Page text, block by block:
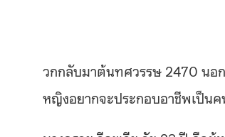
วกกลับมาต้นทศวรรษ 2470 นอก
หญิงอยากจะประกอบอาชีพเป็น